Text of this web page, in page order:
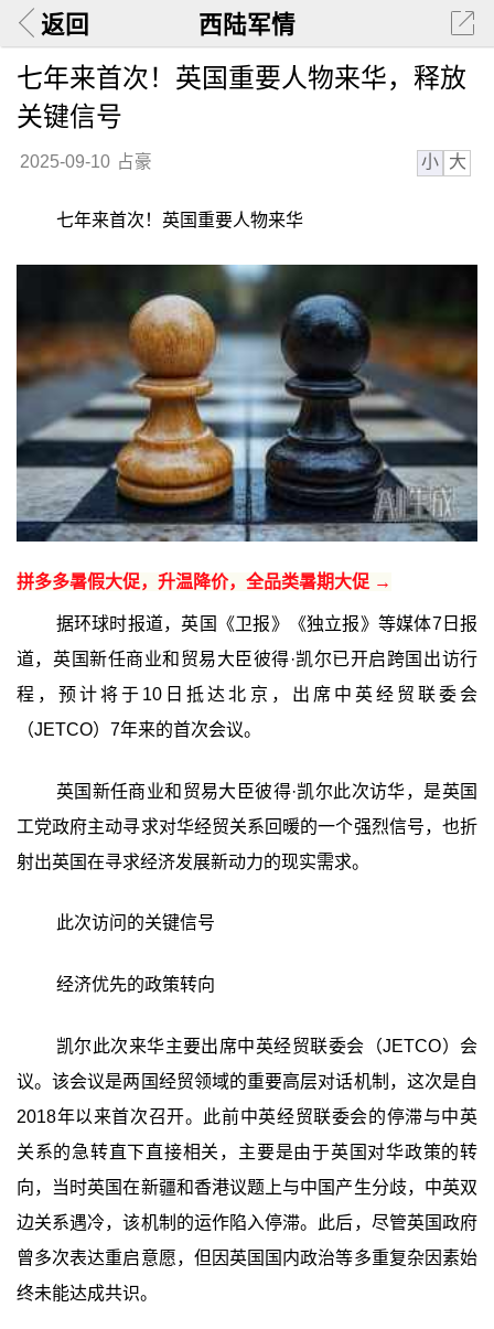
返回 西陆军情
七年来首次！英国重要人物来华，释放
关键信号
2025-09-10 占豪 小 大
七年来首次！英国重要人物来华
拼多多暑假大促，升温降价，全品类暑期大促 →
据环球时报道，英国《卫报》《独立报》等媒体7日报
道，英国新任商业和贸易大臣彼得·凯尔已开启跨国出访行
程，预计将于10日抵达北京，出席中英经贸联委会
（JETCO）7年来的首次会议。
英国新任商业和贸易大臣彼得·凯尔此次访华，是英国
工党政府主动寻求对华经贸关系回暖的一个强烈信号，也折
射出英国在寻求经济发展新动力的现实需求。
此次访问的关键信号
经济优先的政策转向
凯尔此次来华主要出席中英经贸联委会（JETCO）会
议。该会议是两国经贸领域的重要高层对话机制，这次是自
2018年以来首次召开。此前中英经贸联委会的停滞与中英
关系的急转直下直接相关，主要是由于英国对华政策的转
向，当时英国在新疆和香港议题上与中国产生分歧，中英双
边关系遇冷，该机制的运作陷入停滞。此后，尽管英国政府
曾多次表达重启意愿，但因英国国内政治等多重复杂因素始
终未能达成共识。